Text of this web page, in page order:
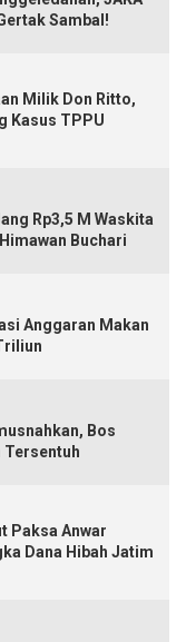
Sambal!
Milik Don Ritto,
Kasus TPPU
Rp3,5 M Waskita
Buchari
Anggaran Makan
Bos
Tersentuh
Paksa Anwar
Dana Hibah Jatim